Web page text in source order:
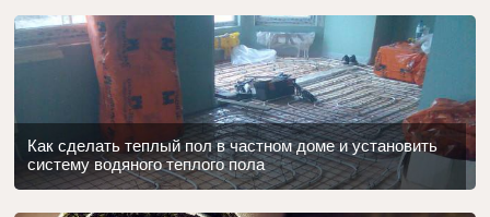
Как сделать теплый пол в частном доме и установить
систему водяного теплого пола